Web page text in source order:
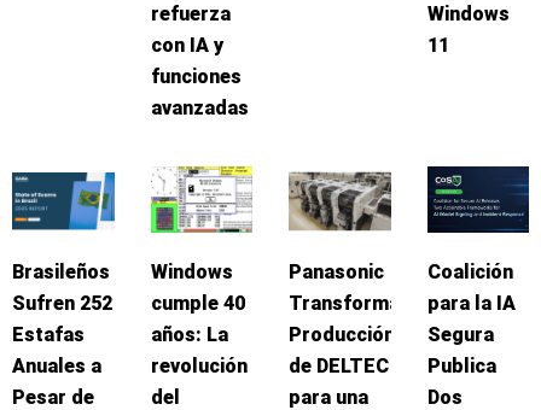
refuerza
con IA y
funciones
avanzadas
Windows
11
Brasileños
Sufren 252
Estafas
Anuales a
Pesar de
Windows
cumple 40
años: La
revolución
del
Panasonic
Transforma
Producción
de DELTEC
para una
Coalición
para la IA
Segura
Publica
Dos